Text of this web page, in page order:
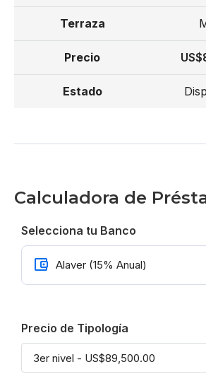
Calculadora de
Selecciona tu Banco
Precio de Tipología